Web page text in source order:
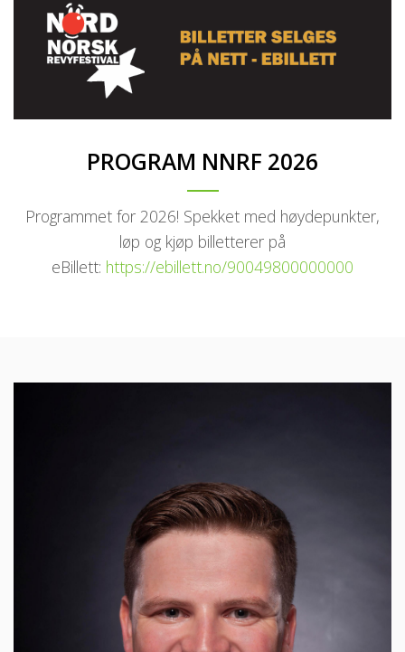
PROGRAM NNRF 2026
Programmet for 2026! Spekket med høydepunkter,
løp og kjøp billetterer på
eBillett: https://ebillett.no/90049800000000